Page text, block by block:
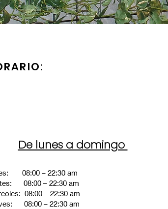
De lunes a domingo
08:00 – 22:30 am
08:00 – 22:30 am
08:00 – 22:30 am
08:00 – 22:30 am